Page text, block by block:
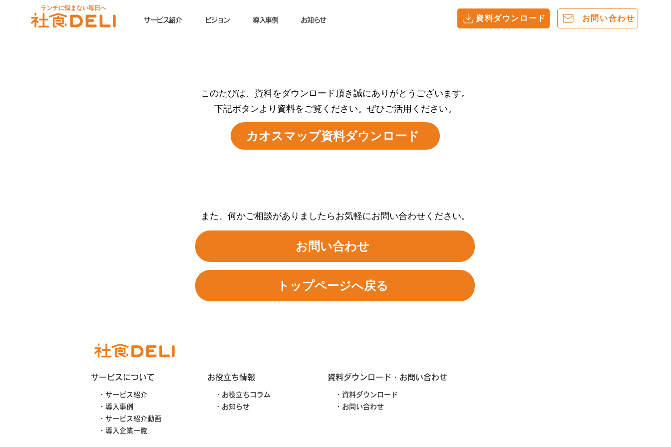
ランチに悩まない毎日へ
サービス紹介
ビジョン 導入事例 お知らせ 資料ダウンロード お問い合わせ
このたびは、資料をダウンロード頂き誠にありがとうございます。
下記ボタンより資料をご覧ください。ぜひご活用ください。
カオスマップ資料ダウンロード
また、何かご相談がありましたらお気軽にお問い合わせください。
お問い合わせ
トップページへ戻る
サービスについて
・サービス紹介
・導入事例
お役立ち情報
・お役立ちコラム
・お知らせ
資料ダウンロード・お問い合わせ
・資料ダウンロード
・お問い合わせ
・サービス紹介動画
・導入企業一覧